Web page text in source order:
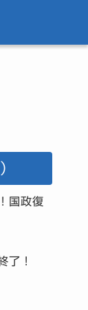
国政復
了！